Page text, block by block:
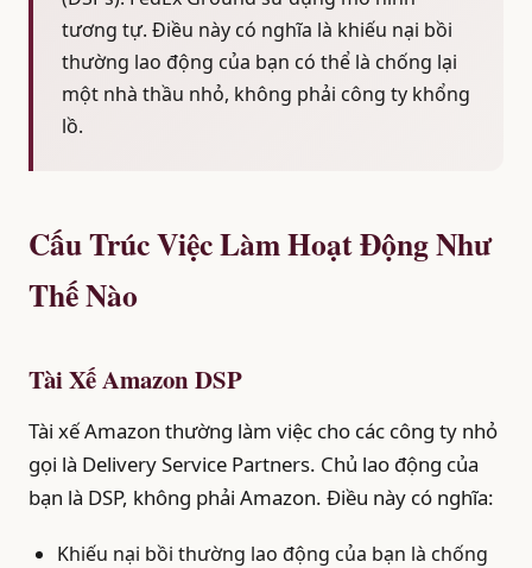
tương tự. Điều này có nghĩa là khiếu nại bồi
thường lao động của bạn có thể là chống lại
một nhà thầu nhỏ, không phải công ty khổng
lồ.
Cấu Trúc Việc Làm Hoạt Động Như
Thế Nào
Tài Xế Amazon DSP
Tài xế Amazon thường làm việc cho các công ty nhỏ
gọi là Delivery Service Partners. Chủ lao động của
bạn là DSP, không phải Amazon. Điều này có nghĩa:
Khiếu nại bồi thường lao động của bạn là chống